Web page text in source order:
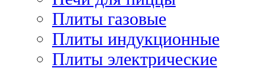
Плиты газовые
Плиты индукционные
Плиты электрические